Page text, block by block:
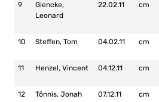
9
Giencke,
Leonard
22.02.11 cm
10
Steffen, Tom 04.02.11 cm
11
Henzel, Vincent 04.12.11 cm
12
Tönnis, Jonah 07.12.11 cm